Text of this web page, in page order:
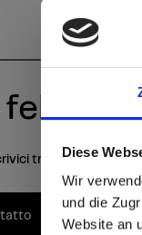
Diese
Wir
und die
Website an
felici di
tramite il modulo